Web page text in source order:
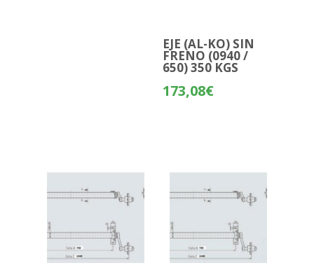
EJE (AL-KO) SIN
FRENO (0940 /
650) 350 KGS
173,08€